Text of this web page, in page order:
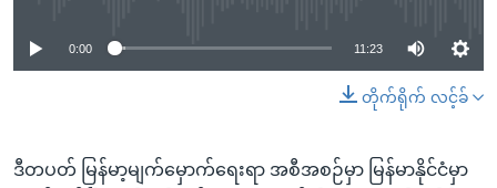
ကျော်
ရန်
0:00 11:23
တိုက်ရိုက် လင့်ခ်
ဒီတပတ် မြန်မာ့မျက်မှောက်ရေးရာ အစီအစဉ်မှာ မြန်မာနိုင်ငံမှာ